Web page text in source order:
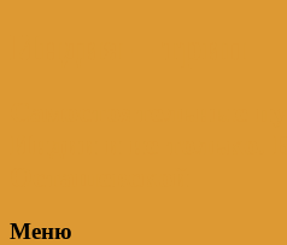
Меню